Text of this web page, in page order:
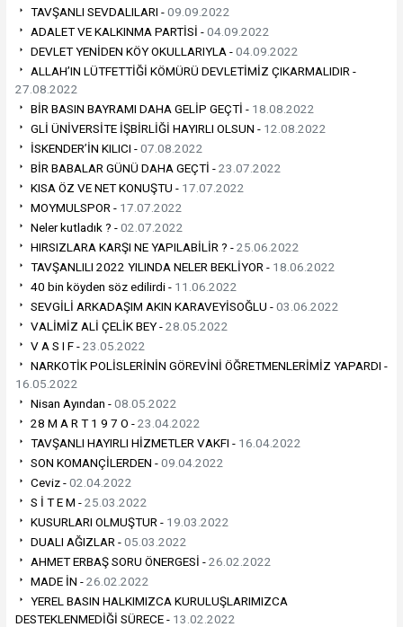
TAVŞANLI SEVDALILARI -09.09.2022
ADALET VE KALKINMA PARTİSİ -04.09.2022
DEVLET YENİDEN KÖY OKULLARIYLA -04.09.2022
ALLAH’IN LÜTFETTİĞİ KÖMÜRÜ DEVLETİMİZ ÇIKARMALIDIR -
27.08.2022
BİR BASIN BAYRAMI DAHA GELİP GEÇTİ - 18.08.2022
GLİ ÜNİVERSİTE İŞBİRLİĞİ HAYIRLI OLSUN - 12.08.2022
İSKENDER’İN KILICI -07.08.2022
BİR BABALAR GÜNÜ DAHA GEÇTİ -23.07.2022
KISA ÖZ VE NET KONUŞTU - 17.07.2022
MOYMULSPOR - 17.07.2022
Neler kutladık ? -02.07.2022
HIRSIZLARA KARŞI NE YAPILABİLİR ? -25.06.2022
TAVŞANLILI 2022 YILINDA NELER BEKLİYOR - 18.06.2022
40 bin köyden söz edilirdi - 11.06.2022
SEVGİLİ ARKADAŞIM AKIN KARAVEYİSOĞLU -03.06.2022
VALİMİZ ALİ ÇELİK BEY -28.05.2022
V A S I F -23.05.2022
NARKOTİK POLİSLERİNİN GÖREVİNİ ÖĞRETMENLERİMİZ YAPARDI -
16.05.2022
Nisan Ayından -08.05.2022
28 M A R T 1 9 7 O -23.04.2022
TAVŞANLI HAYIRLI HİZMETLER VAKFI - 16.04.2022
SON KOMANÇİLERDEN -09.04.2022
Ceviz -02.04.2022
S İ T E M -25.03.2022
KUSURLARI OLMUŞTUR - 19.03.2022
DUALI AĞIZLAR -05.03.2022
AHMET ERBAŞ SORU ÖNERGESİ -26.02.2022
MADE İN -26.02.2022
YEREL BASIN HALKIMIZCA KURULUŞLARIMIZCA
DESTEKLENMEDİĞİ SÜRECE - 13.02.2022